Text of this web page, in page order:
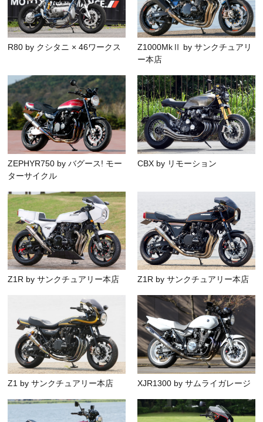
R80 by クシタニ × 46ワークス
Z1000MkⅡ by サンクチュアリ
ー本店
ZEPHYR750 by バグース! モー
ターサイクル
CBX by リモーション
Z1R by サンクチュアリー本店 Z1R by サンクチュアリー本店
Z1 by サンクチュアリー本店 XJR1300 by サムライガレージ